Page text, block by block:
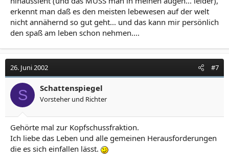
erkennt man daß es den meisten lebewesen auf der welt
nicht annähernd so gut geht... und das kann mir persönlich
den spaß am leben schon nehmen....
26. Juni 2002 #7
S Schattenspiegel
Vorsteher und Richter
Gehörte mal zur Kopfschussfraktion.
Ich liebe das Leben und alle gemeinen Herausforderungen
die es sich einfallen lässt.